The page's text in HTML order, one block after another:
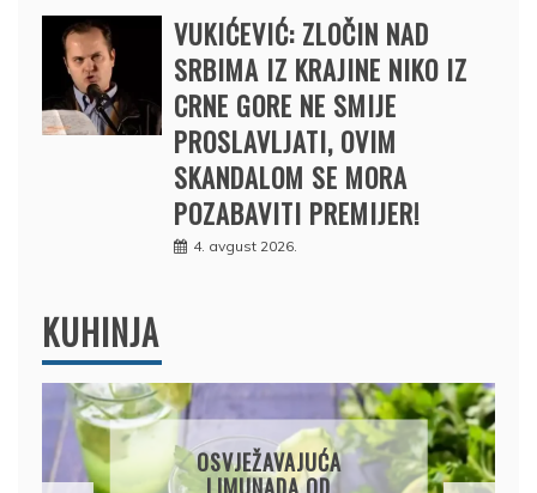
VUKIĆEVIĆ: ZLOČIN NAD
SRBIMA IZ KRAJINE NIKO IZ
CRNE GORE NE SMIJE
PROSLAVLJATI, OVIM
SKANDALOM SE MORA
POZABAVITI PREMIJER!
4. avgust 2026.
KUHINJA
KROMPIRUŠA IZLIVAČA:
JEDNOSTAVNA PITA BEZ